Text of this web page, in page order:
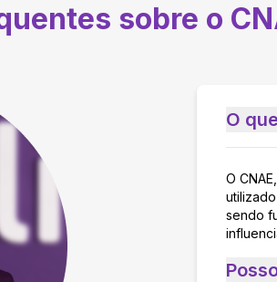
sobre o
O
O
sendo